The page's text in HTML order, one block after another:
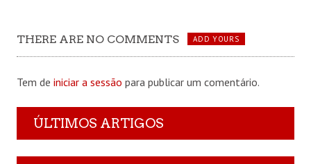
THERE ARE NO COMMENTS ADD YOURS
Tem de iniciar a sessão para publicar um comentário.
ÚLTIMOS ARTIGOS